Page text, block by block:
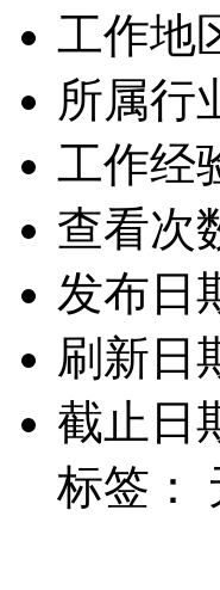
工作地
所属行
工作经
查看次
发布日
刷新日
截止日
标签：